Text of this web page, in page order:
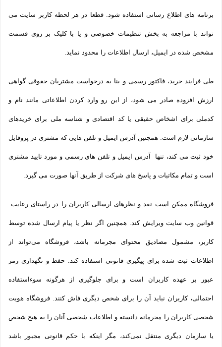
برنامه های اطلاع رسانی استفاده شود. قطعا در هر لحظه کاربر سایت می
تواند با مراجعه به بخش تنظیمات خصوصی و یا با کلیک بر روی قسمت
مشخص شده در ایمیل، ارسال اطلاعات را محدود نماید.
طی فرایند خرید، فاکتور رسمی و بنا به درخواست مشتریان حقوقی گواهی
ارزش افزوده صادر می شود، از این رو وارد کردن اطلاعاتی مانند نام و
کدملی برای اشخاص حقیقی یا کد اقتصادی و شناسه ملی برای خریدهای
سازمانی لازم است. همچنین آدرس ایمیل و تلفن هایی که مشتری در پروفایل
خود ثبت می­ کند، تنها آدرس ایمیل و تلفن­ های رسمی و مورد تایید مشتری
است و تمام مکاتبات و پاسخ های شرکت از طریق آنها صورت می گیرد.
فروشگاه ممکن است نقد و نظرهای ارسالی کاربران را در راستای رعایت
قوانین وب سایت ویرایش کند. همچنین اگر نظر یا پیام ارسال شده توسط
کاربر، مشمول مصادیق محتوای مجرمانه باشد، فروشگاه می‌تواند از
اطلاعات ثبت شده برای پیگیری قانونی استفاده کند. حفظ و نگهداری رمز
عبور بر عهده کاربران است و برای جلوگیری از هرگونه سوءاستفاده
احتمالی، کاربران نباید آن را برای شخص دیگری فاش کنند. فروشگاه هویت
شخصی کاربران را محرمانه دانسته و اطلاعات شخصی آنان را به هیچ شخص
یا سازمان دیگری منتقل نمی‌کند، مگر اینکه با حکم قانونی مجبور باشد